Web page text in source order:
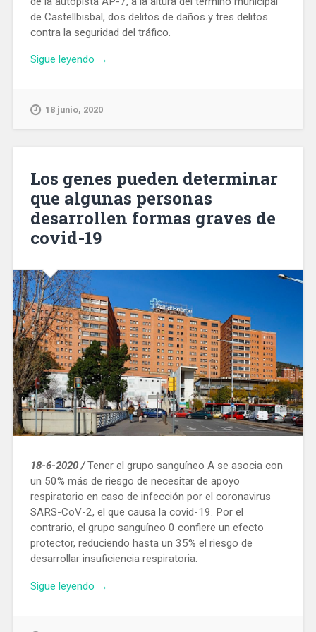
de Castellbisbal, dos delitos de daños y tres delitos
contra la seguridad del tráfico.
Sigue leyendo «Detienen
hombres
cobre
en
la
autopista
AP-
B-
23»
→
18 junio, 2020
Los genes pueden determinar
que algunas personas
desarrollen formas graves de
covid-19
18-6-2020 / Tener el grupo sanguíneo A se asocia con
un 50% más de riesgo de necesitar de apoyo
respiratorio en caso de infección por el coronavirus
SARS-CoV-2, el que causa la covid-19. Por el
contrario, el grupo sanguíneo 0 confiere un efecto
protector, reduciendo hasta un 35% el riesgo de
desarrollar insuficiencia respiratoria.
Sigue leyendo «Los
→